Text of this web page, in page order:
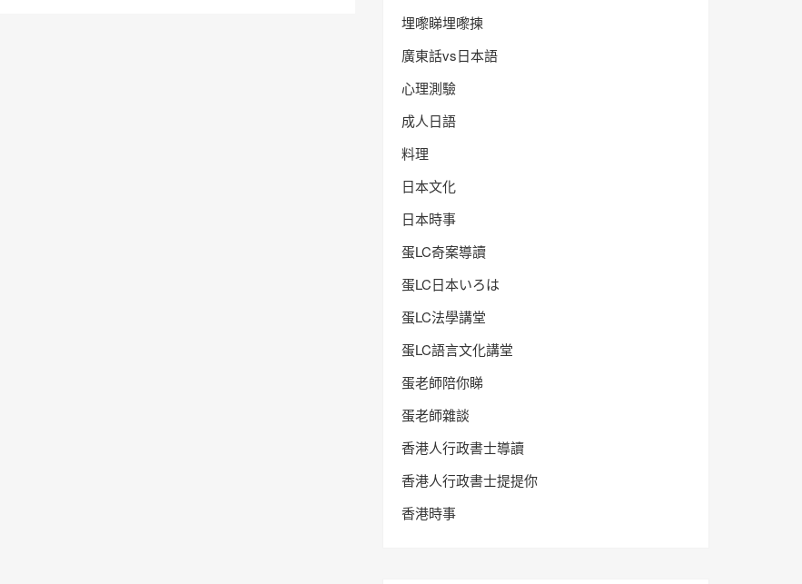
埋嚟睇埋嚟揀
廣東話vs日本語
心理測驗
成人日語
料理
日本文化
日本時事
蛋LC奇案導讀
蛋LC日本いろは
蛋LC法學講堂
蛋LC語言文化講堂
蛋老師陪你睇
蛋老師雜談
香港人行政書士導讀
香港人行政書士提提你
香港時事